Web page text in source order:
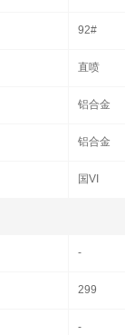
92#
直喷
铝合金
铝合金
国VI
-
299
-